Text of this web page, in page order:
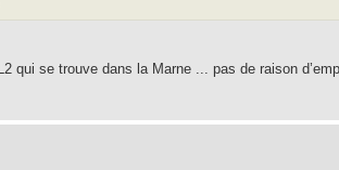
qui se trouve dans la Marne ... pas de raison